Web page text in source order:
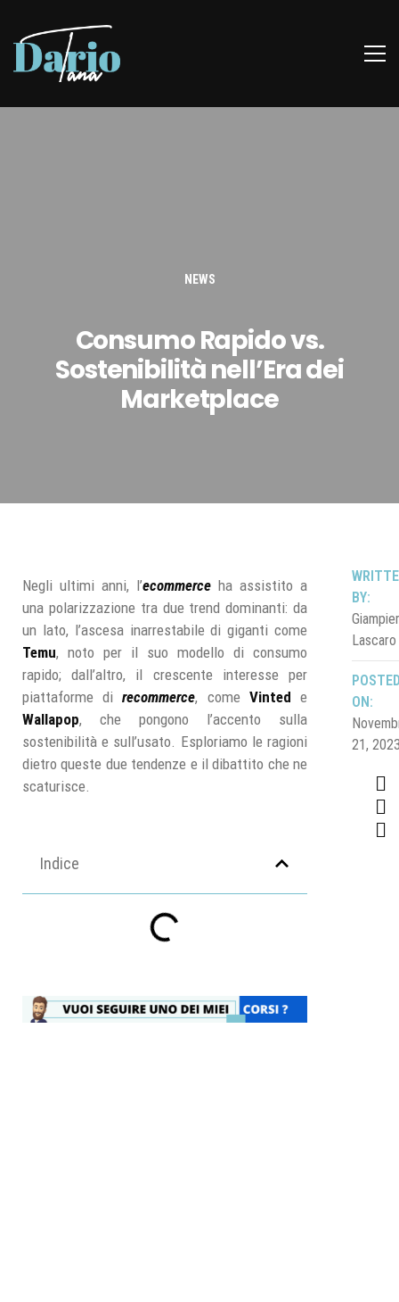
NEWS
Consumo Rapido vs.
Sostenibilità nell’Era dei
Marketplace
Negli ultimi anni, l’ecommerce ha assistito a
una polarizzazione tra due trend dominanti: da
un lato, l’ascesa inarrestabile di giganti come
Temu, noto per il suo modello di consumo
rapido; dall’altro, il crescente interesse per
piattaforme direcommerce, come Vinted e
Wallapop, che pongono l’accento sulla
sostenibilità e sull’usato. Esploriamo le ragioni
dietro queste due tendenze e il dibattito che ne
scaturisce.
Indice
BY:
Lascaro
ON:
21,